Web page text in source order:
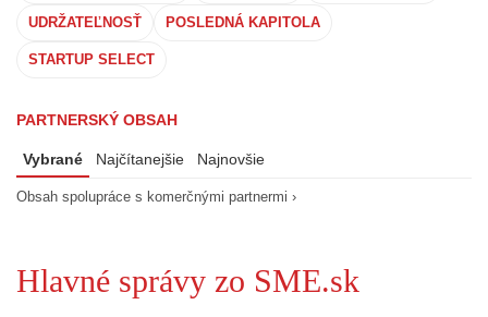
UDRŽATEĽNOSŤ POSLEDNÁ KAPITOLA
STARTUP SELECT
PARTNERSKÝ OBSAH
Vybrané Najčítanejšie Najnovšie
Obsah spolupráce s komerčnými partnermi ›
Hlavné správy zo SME.sk